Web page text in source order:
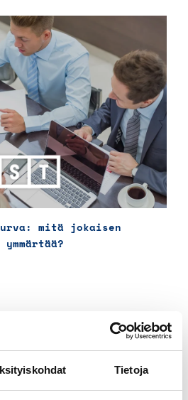
Tietoja
mitä jokaisen